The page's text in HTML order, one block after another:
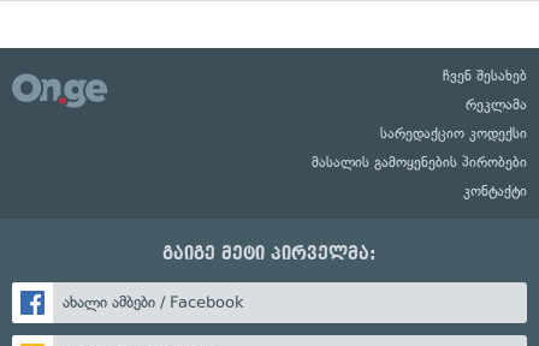
ჩვენ შესახებ
რეკლამა
სარედაქციო კოდექსი
მასალის გამოყენების პირობები
კონტაქტი
გაიგე მეტი პირველმა:
ახალი ამბები / Facebook